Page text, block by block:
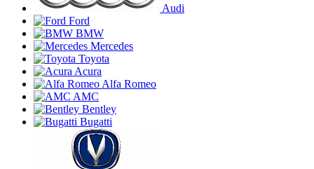
Audi
Ford
BMW
Mercedes
Toyota
Acura
Alfa Romeo
AMC
Bentley
Bugatti